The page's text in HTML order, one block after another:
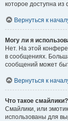
которое доступна
Вернуться к
Могу ли я
Нет. На этой
в сообщениях.
сообщений может
Вернуться к
Что такое смайлики?
Смайлики, или
использованы для